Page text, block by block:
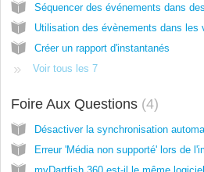
Séquencer des événements dans
Utilisation des évènements dans les
Créer un rapport d'instantanés
Voir tous les 7
Foire Aux Questions 4
Désactiver la synchronisation
Erreur 'Média non supporté' lors de